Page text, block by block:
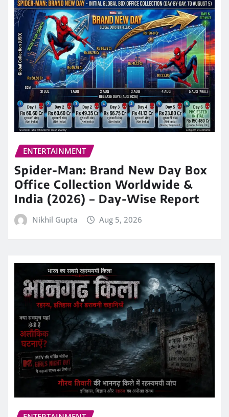
ENTERTAINMENT
Spider-Man: Brand New Day Box
Office Collection Worldwide &
India (2026) – Day-Wise Report
Nikhil Gupta Aug 5, 2026